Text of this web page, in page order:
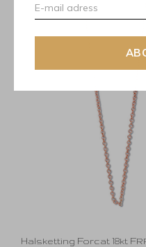
Halsketting Forcat 18kt